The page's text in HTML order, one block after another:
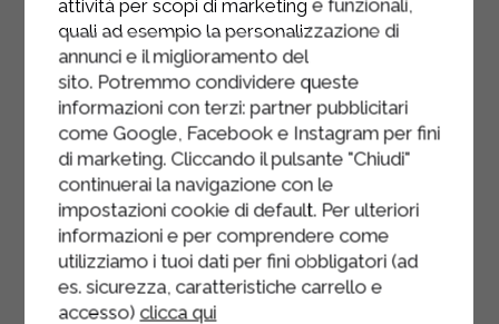
attività per scopi di marketing e funzionali,
quali ad esempio la personalizzazione di
annunci e il miglioramento del
sito. Potremmo condividere queste
informazioni con terzi: partner pubblicitari
come Google, Facebook e Instagram per fini
di marketing. Cliccando il pulsante "Chiudi"
continuerai la navigazione con le
impostazioni cookie di default. Per ulteriori
informazioni e per comprendere come
utilizziamo i tuoi dati per fini obbligatori (ad
es. sicurezza, caratteristiche carrello e
accesso) clicca qui